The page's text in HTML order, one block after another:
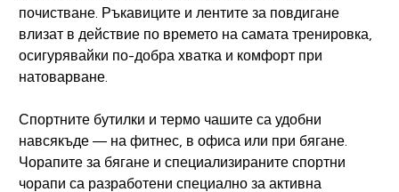
почистване. Ръкавиците и лентите за повдигане
влизат в действие по времето на самата тренировка,
осигурявайки по-добра хватка и комфорт при
натоварване.
Спортните бутилки и термо чашите са удобни
навсякъде — на фитнес, в офиса или при бягане.
Чорапите за бягане и специализираните спортни
чорапи са разработени специално за активна